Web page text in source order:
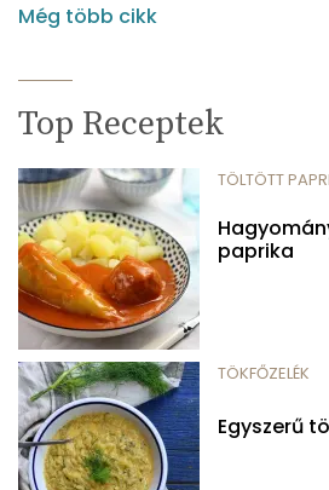
Még több cikk
Top Receptek
TÖLTÖTT
paprika
TÖKFŐZELÉK
Egyszerű